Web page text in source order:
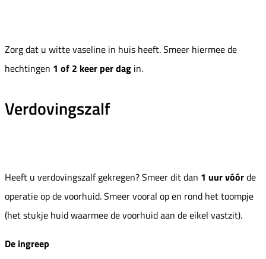
Zorg dat u witte vaseline in huis heeft. Smeer hiermee de
hechtingen 1 of 2 keer per dag in.
Verdovingszalf
Heeft u verdovingszalf gekregen? Smeer dit dan 1 uur vóórde
operatie op de voorhuid. Smeer vooral op en rond het toompje
(het stukje huid waarmee de voorhuid aan de eikel vastzit).
De ingreep